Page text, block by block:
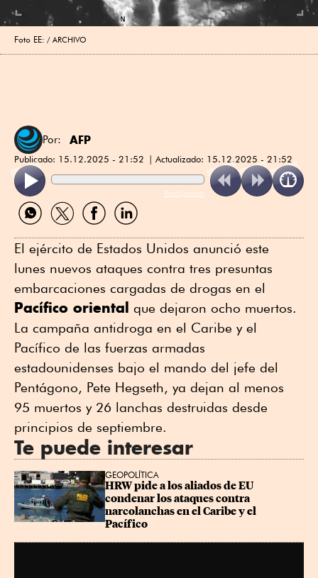
Foto EE: ARCHIVO
Por: AFP
Publicado: 15.12.2025 - 21:52 Actualizado: 15.12.2025 - 21:52
ReadSpeaker
Compartir
por
Compartir
por
Compartir
por
Compartir
por
El ejército de Estados Unidos anunció este
lunes nuevos ataques contra tres presuntas
embarcaciones cargadas de drogas en el
Pacífico oriental que dejaron ocho muertos.
La campaña antidroga en el Caribe y el
Pacífico de las fuerzas armadas
estadounidenses bajo el mando del jefe del
Pentágono, Pete Hegseth, ya dejan al menos
95 muertos y 26 lanchas destruidas desde
principios de septiembre.
Te puede interesar
GEOPOLÍTICA
HRW pide a los aliados de EU
condenar los ataques contra
narcolanchas en el Caribe y el
Pacífico